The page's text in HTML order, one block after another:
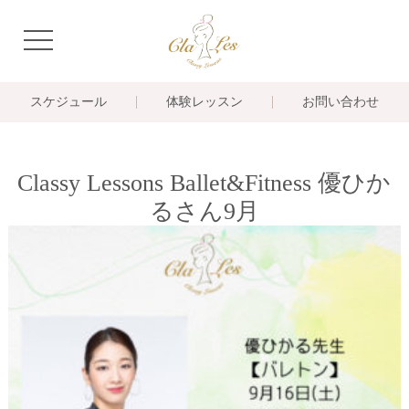
navigation
スケジュール 体験レッスン お問い合わせ
Classy Lessons Ballet&Fitness 優ひか
るさん9月